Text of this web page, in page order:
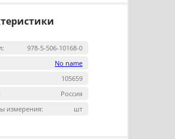
978-5-506-10168-0
No name
105659
Россия
измерения:
шт